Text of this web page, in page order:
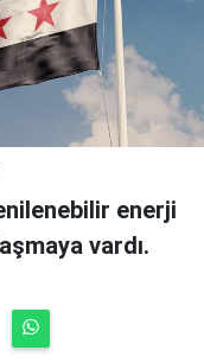
enerji
vardı.